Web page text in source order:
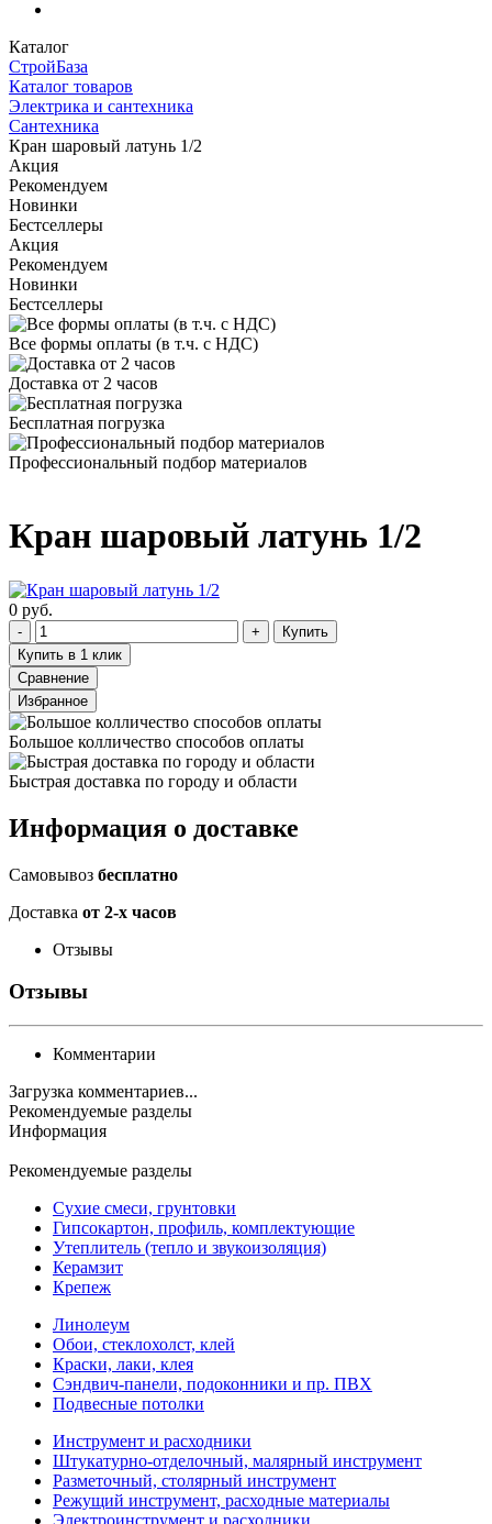
Каталог
СтройБаза
Каталог товаров
Электрика и сантехника
Сантехника
Кран шаровый латунь 1/2
Акция
Рекомендуем
Новинки
Бестселлеры
Акция
Рекомендуем
Новинки
Бестселлеры
Все формы оплаты (в т.ч. с НДС)
Доставка от 2 часов
Бесплатная погрузка
Профессиональный подбор материалов
Кран шаровый латунь 1/2
0 руб.
Купить
Купить в 1 клик
Сравнение
Избранное
Большое колличество способов оплаты
Быстрая доставка по городу и области
Информация о доставке
Самовывоз бесплатно
Доставка от 2-х часов
Отзывы
Отзывы
Комментарии
Загрузка комментариев...
Рекомендуемые разделы
Информация
Рекомендуемые разделы
Сухие смеси, грунтовки
Гипсокартон, профиль, комплектующие
Утеплитель (тепло и звукоизоляция)
Керамзит
Крепеж
Линолеум
Обои, стеклохолст, клей
Краски, лаки, клея
Сэндвич-панели, подоконники и пр. ПВХ
Подвесные потолки
Инструмент и расходники
Штукатурно-отделочный, малярный инструмент
Разметочный, столярный инструмент
Режущий инструмент, расходные материалы